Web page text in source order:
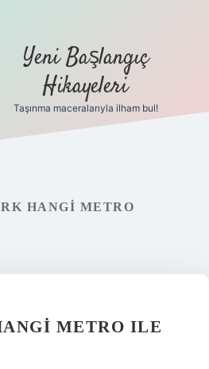
Yeni Başlangıç
Hikayeleri
Taşınma maceralarıyla ilham bul!
HANGI METRO
METRO ILE